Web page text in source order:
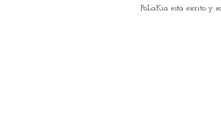
PoLaKia está escrito y